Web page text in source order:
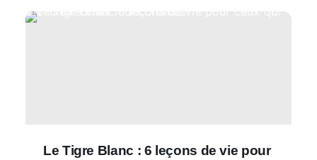
Le Tigre Blanc : 6 leçons de vie pour